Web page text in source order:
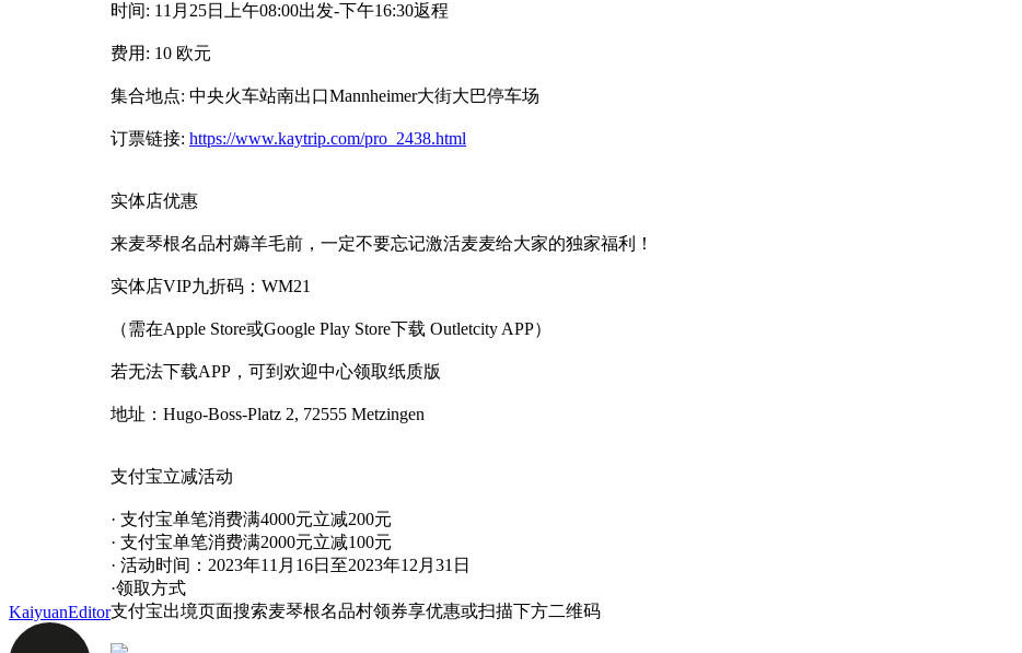
KaiyuanEditor
时间: 11月25日上午08:00出发-下午16:30返程
费用: 10 欧元
集合地点: 中央火车站南出口Mannheimer大街大巴停车场
订票链接: https://www.kaytrip.com/pro_2438.html
实体店优惠
来麦琴根名品村薅羊毛前，一定不要忘记激活麦麦给大家的独家福利！
实体店VIP九折码：WM21
（需在Apple Store或Google Play Store下载 Outletcity APP）
若无法下载APP，可到欢迎中心领取纸质版
地址：Hugo-Boss-Platz 2, 72555 Metzingen
支付宝立减活动
· 支付宝单笔消费满4000元立减200元
· 支付宝单笔消费满2000元立减100元
· 活动时间：2023年11月16日至2023年12月31日
·领取方式
支付宝出境页面搜索麦琴根名品村领券享优惠或扫描下方二维码